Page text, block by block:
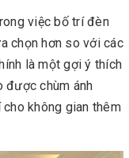
việc bố trí đèn
chọn hơn so với các
là một gợi ý thích
được chùm ánh
không gian thêm